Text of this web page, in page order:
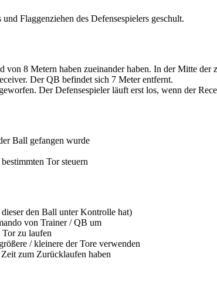
Flaggenziehen des Defensespielers geschult.
8 Metern haben zueinander haben. In der Mitte
Der QB befindet sich 7 Meter entfernt.
Der Defensespieler läuft erst los, wenn der
Ball gefangen wurde
Tor steuern
den Ball unter Kontrolle hat)
von Trainer / QB um
zu laufen
/ kleinere der Tore verwenden
zum Zurücklaufen haben